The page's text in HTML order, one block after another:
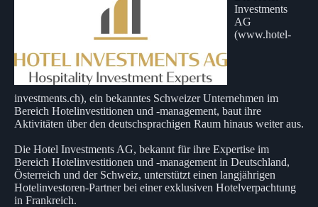
Investments
AG
(www.hotel-
investments.ch), ein bekanntes Schweizer Unternehmen im
Bereich Hotelinvestitionen und -management, baut ihre
Aktivitäten über den deutschsprachigen Raum hinaus weiter aus.
Die Hotel Investments AG, bekannt für ihre Expertise im
Bereich Hotelinvestitionen und -management in Deutschland,
Österreich und der Schweiz, unterstützt einen langjährigen
Hotelinvestoren-Partner bei einer exklusiven Hotelverpachtung
in Frankreich.